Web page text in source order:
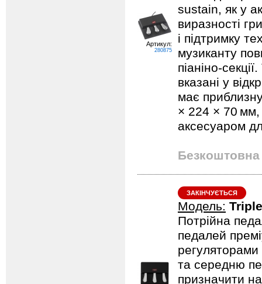
Артикул:
280875
sustain, як у
виразності
і підтримку
музиканту
вказані у
має
× 224 × 70 мм,
аксесуаром
Безкоштовна
ЗАКІНЧУЄТЬСЯ
Модель:
Потрійна
педалей
та середню
призначити